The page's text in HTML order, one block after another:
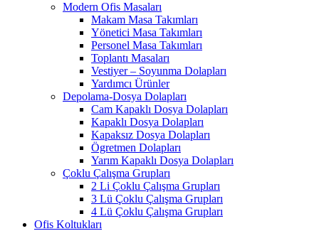
Modern Ofis Masaları
Makam Masa Takımları
Yönetici Masa Takımları
Personel Masa Takımları
Toplantı Masaları
Vestiyer – Soyunma Dolapları
Yardımcı Ürünler
Depolama-Dosya Dolapları
Cam Kapaklı Dosya Dolapları
Kapaklı Dosya Dolapları
Kapaksız Dosya Dolapları
Ögretmen Dolapları
Yarım Kapaklı Dosya Dolapları
Çoklu Çalışma Grupları
2 Li Çoklu Çalışma Grupları
3 Lü Çoklu Çalışma Grupları
4 Lü Çoklu Çalışma Grupları
Ofis Koltukları